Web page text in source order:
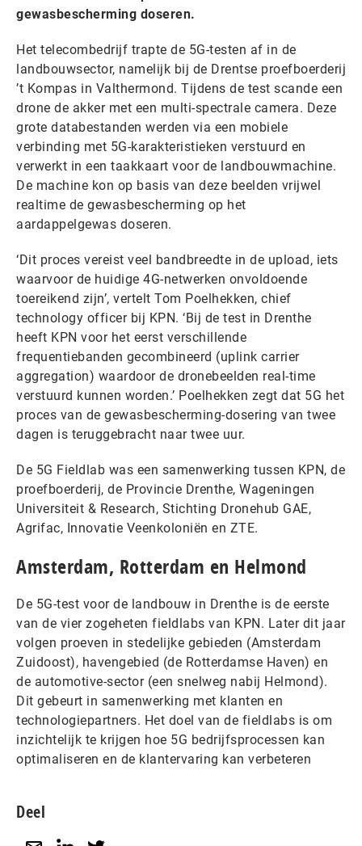
gewasbescherming doseren.
Het telecombedrijf trapte de 5G-testen af in de
landbouwsector, namelijk bij de Drentse proefboerderij
’t Kompas in Valthermond. Tijdens de test scande een
drone de akker met een multi-spectrale camera. Deze
grote databestanden werden via een mobiele
verbinding met 5G-karakteristieken verstuurd en
verwerkt in een taakkaart voor de landbouwmachine.
De machine kon op basis van deze beelden vrijwel
realtime de gewasbescherming op het
aardappelgewas doseren.
‘Dit proces vereist veel bandbreedte in de upload, iets
waarvoor de huidige 4G-netwerken onvoldoende
toereikend zijn’, vertelt Tom Poelhekken, chief
technology officer bij KPN. ‘Bij de test in Drenthe
heeft KPN voor het eerst verschillende
frequentiebanden gecombineerd (uplink carrier
aggregation) waardoor de dronebeelden real-time
verstuurd kunnen worden.’ Poelhekken zegt dat 5G het
proces van de gewasbescherming-dosering van twee
dagen is teruggebracht naar twee uur.
De 5G Fieldlab was een samenwerking tussen KPN, de
proefboerderij, de Provincie Drenthe, Wageningen
Universiteit & Research, Stichting Dronehub GAE,
Agrifac, Innovatie Veenkoloniën en ZTE.
Amsterdam, Rotterdam en Helmond
De 5G-test voor de landbouw in Drenthe is de eerste
van de vier zogeheten fieldlabs van KPN. Later dit jaar
volgen proeven in stedelijke gebieden (Amsterdam
Zuidoost), havengebied (de Rotterdamse Haven) en
de automotive-sector (een snelweg nabij Helmond).
Dit gebeurt in samenwerking met klanten en
technologiepartners. Het doel van de fieldlabs is om
inzichtelijk te krijgen hoe 5G bedrijfsprocessen kan
optimaliseren en de klantervaring kan verbeteren
Deel